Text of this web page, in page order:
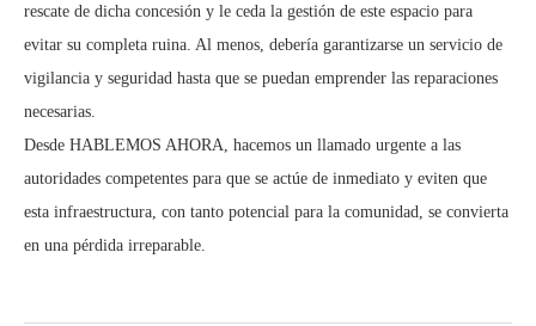
rescate de dicha concesión y le ceda la gestión de este espacio para
evitar su completa ruina. Al menos, debería garantizarse un servicio de
vigilancia y seguridad hasta que se puedan emprender las reparaciones
necesarias.
Desde HABLEMOS AHORA, hacemos un llamado urgente a las
autoridades competentes para que se actúe de inmediato y eviten que
esta infraestructura, con tanto potencial para la comunidad, se convierta
en una pérdida irreparable.